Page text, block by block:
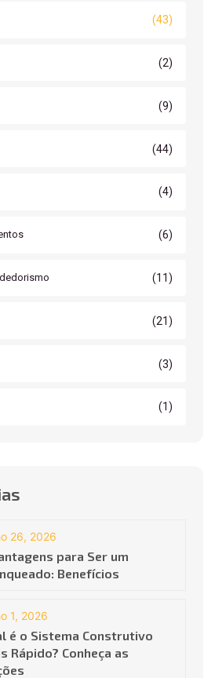
(43)
(2)
(9)
(44)
(4)
(6)
(11)
(21)
(3)
(1)
26, 2026
para Ser um
Benefícios
1, 2026
é o Sistema Construtivo
Rápido? Conheça as